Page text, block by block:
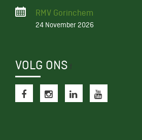
RMV Gorinchem
24 November 2026
VOLG ONS f